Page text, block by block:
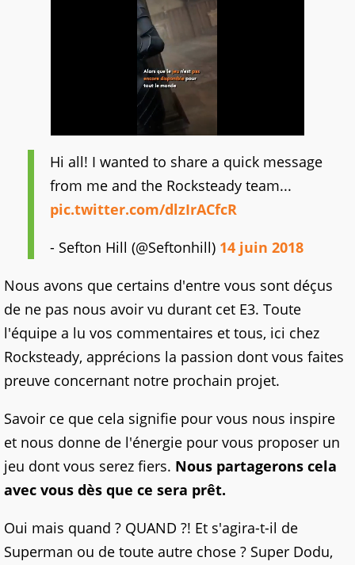
Hi all! I wanted to share a quick message
from me and the Rocksteady team...
pic.twitter.com/dlzIrACfcR
- Sefton Hill (@Seftonhill) 14 juin 2018
Nous avons que certains d'entre vous sont déçus
de ne pas nous avoir vu durant cet E3. Toute
l'équipe a lu vos commentaires et tous, ici chez
Rocksteady, apprécions la passion dont vous faites
preuve concernant notre prochain projet.
Savoir ce que cela signifie pour vous nous inspire
et nous donne de l'énergie pour vous proposer un
jeu dont vous serez fiers. Nous partagerons cela
avec vous dès que ce sera prêt.
Oui mais quand ? QUAND ?! Et s'agira-t-il de
Superman ou de toute autre chose ? Super Dodu,